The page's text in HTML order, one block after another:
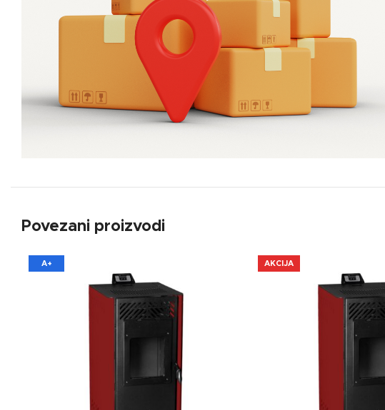
Povezani proizvodi
A+ AKCIJA